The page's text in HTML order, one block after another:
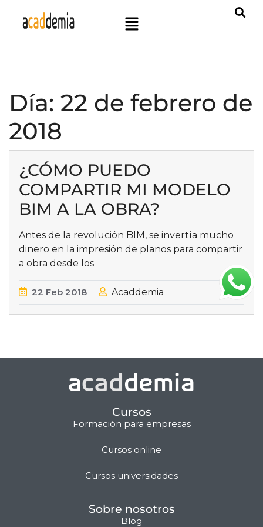
Día: 22 de febrero de
2018
¿CÓMO PUEDO
COMPARTIR MI MODELO
BIM A LA OBRA?
Antes de la revolución BIM, se invertía mucho
dinero en la impresión de planos para compartir
a obra desde los
22 Feb 2018 Acaddemia
Cursos
Formación para empresas
Cursos online
Cursos universidades
Sobre nosotros
Blog